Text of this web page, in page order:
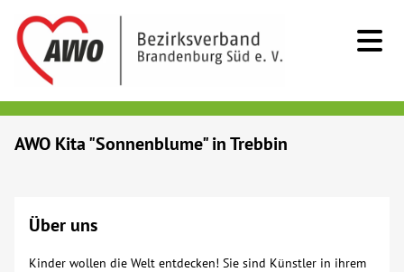
Menschen mit Behinderung
AWO Kita "Sonnenblume" in Trebbin
Über uns
Kinder wollen die Welt entdecken! Sie sind Künstler in ihrem